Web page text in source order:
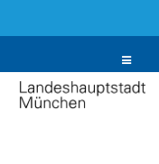
Toggle